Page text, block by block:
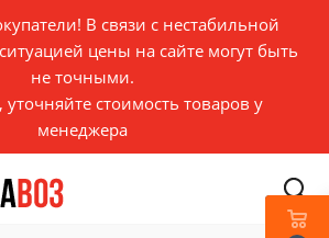
В связи с нестабильной
цены на сайте могут быть
не точными.
уточняйте стоимость товаров у
менеджера